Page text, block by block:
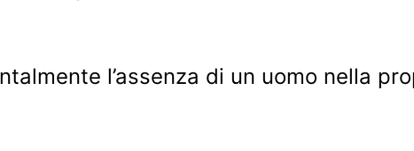
l’assenza di un uomo nella